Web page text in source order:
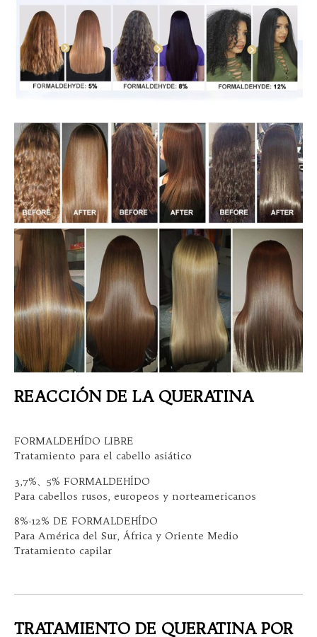
REACCIÓN DE LA QUERATINA
FORMALDEHÍDO LIBRE
Tratamiento para el cabello asiático
3,7%、5% FORMALDEHÍDO
Para cabellos rusos, europeos y norteamericanos
8%-12% DE FORMALDEHÍDO
Para América del Sur, África y Oriente Medio
Tratamiento capilar
TRATAMIENTO DE QUERATINA POR